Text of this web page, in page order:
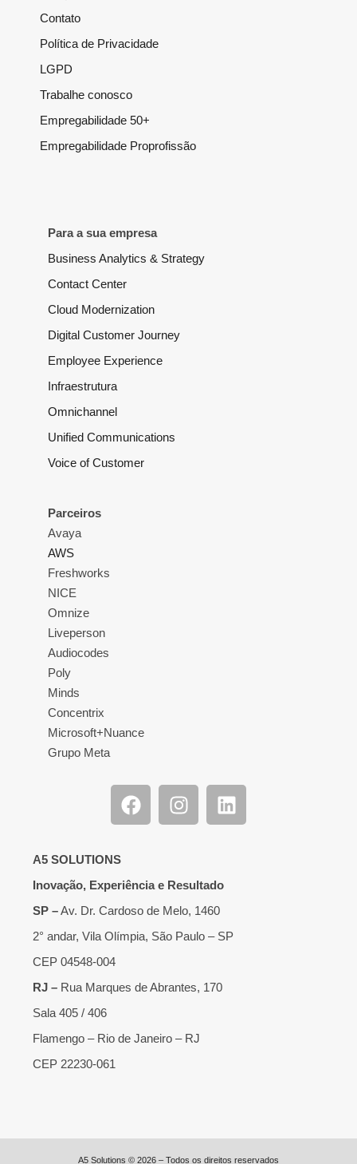
Contato
Política de Privacidade
LGPD
Trabalhe conosco
Empregabilidade 50+
Empregabilidade Proprofissão
Para a sua empresa
Business Analytics & Strategy
Contact Center
Cloud Modernization
Digital Customer Journey
Employee Experience
Infraestrutura
Omnichannel
Unified Communications
Voice of Customer
Parceiros
Avaya
AWS
Freshworks
NICE
Omnize
Liveperson
Audiocodes
Poly
Minds
Concentrix
Microsoft+Nuance
Grupo Meta
A5 SOLUTIONS
Inovação, Experiência e Resultado
SP –Av. Dr. Cardoso de Melo, 1460
2° andar, Vila Olímpia, São Paulo – SP
CEP 04548-004
RJ – Rua Marques de Abrantes, 170
Sala 405 / 406
Flamengo – Rio de Janeiro – RJ
CEP 22230-061
A5 Solutions © 2026 – Todos os direitos reservados